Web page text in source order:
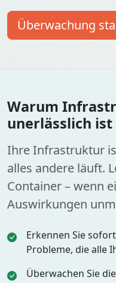
Überwachung
Warum
unerlässlich ist
Ihre Infrastruktur
alles andere läuft.
Container – wenn
Auswirkungen
Erkennen Sie
Probleme, die alle
Überwachen Sie